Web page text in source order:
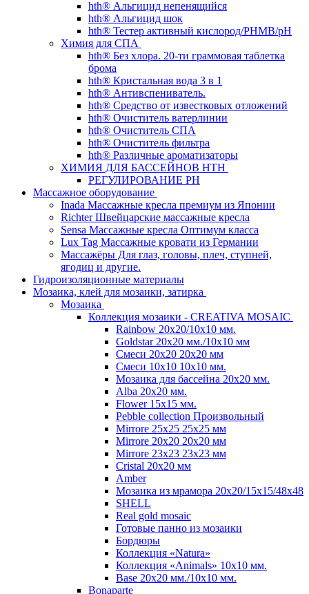
hth® Альгицид непенящийся
hth® Альгицид шок
hth® Тестер активный кислород/PHMB/pH
Химия для СПА
hth® Без хлора. 20-ти граммовая таблетка
брома
hth® Кристальная вода 3 в 1
hth® Антивспениватель.
hth® Средство от известковых отложений
hth® Очиститель ватерлинии
hth® Очиститель СПА
hth® Очиститель фильтра
hth® Различные ароматизаторы
ХИМИЯ ДЛЯ БАССЕЙНОВ HTH
РЕГУЛИРОВАНИЕ PH
Массажное оборудование
Inada Массажные кресла премиум из Японии
Richter Швейцарские массажные кресла
Sensа Массажные кресла Оптимум класса
Lux Tag Массажные кровати из Германии
Массажёры Для глаз, головы, плеч, ступней,
ягодиц и другие.
Гидроизоляционные материалы
Мозаика, клей для мозаики, затирка
Мозаика
Коллекция мозаики - CREATIVA MOSAIC
Rainbow 20x20/10х10 мм.
Goldstar 20х20 мм./10х10 мм
Смеси 20х20 20х20 мм
Смеси 10х10 10x10 мм.
Мозаика для бассейна 20x20 мм.
Alba 20x20 мм.
Flower 15x15 мм.
Pebble collection Произвольный
Mirrore 25х25 25x25 мм
Mirrore 20х20 20x20 мм
Mirrore 23х23 23x23 мм
Cristal 20х20 мм
Amber
Мозаика из мрамора 20х20/15х15/48х48
SHELL
Real gold mosaic
Готовые панно из мозаики
Бордюры
Коллекция «Natura»
Коллекция «Animals» 10х10 мм.
Base 20x20 мм./10х10 мм.
Bonaparte